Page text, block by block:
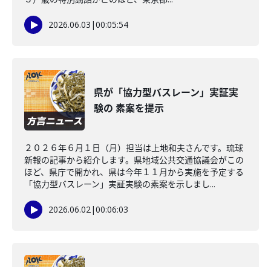
2026.06.03 |00:05:54
県が「協力型バスレーン」実証実
験の 素案を提示
２０２６年６月１日（月）担当は上地和夫さんです。琉球
新報の記事から紹介します。県地域公共交通協議会がこの
ほど、県庁で開かれ、県は今年１１月から実施を予定する
「協力型バスレーン」実証実験の素案を示しまし...
2026.06.02|00:06:03